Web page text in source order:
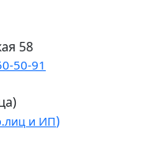
58
50-91
и ИП)